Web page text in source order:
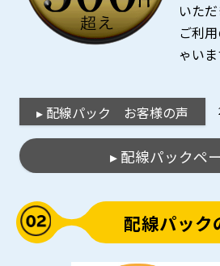
いただ
ご利
ゃいま
▸ 配線パック お客様の声
▸ 配線パックペ
配線パック